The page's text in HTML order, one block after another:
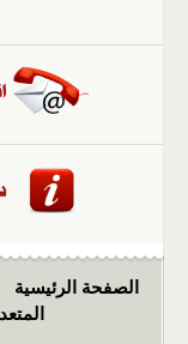
الصفحة الرئيسية